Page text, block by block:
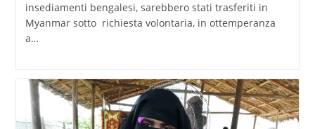
insediamenti bengalesi, sarebbero stati trasferiti in
Myanmar sotto richiesta volontaria, in ottemperanza
a…